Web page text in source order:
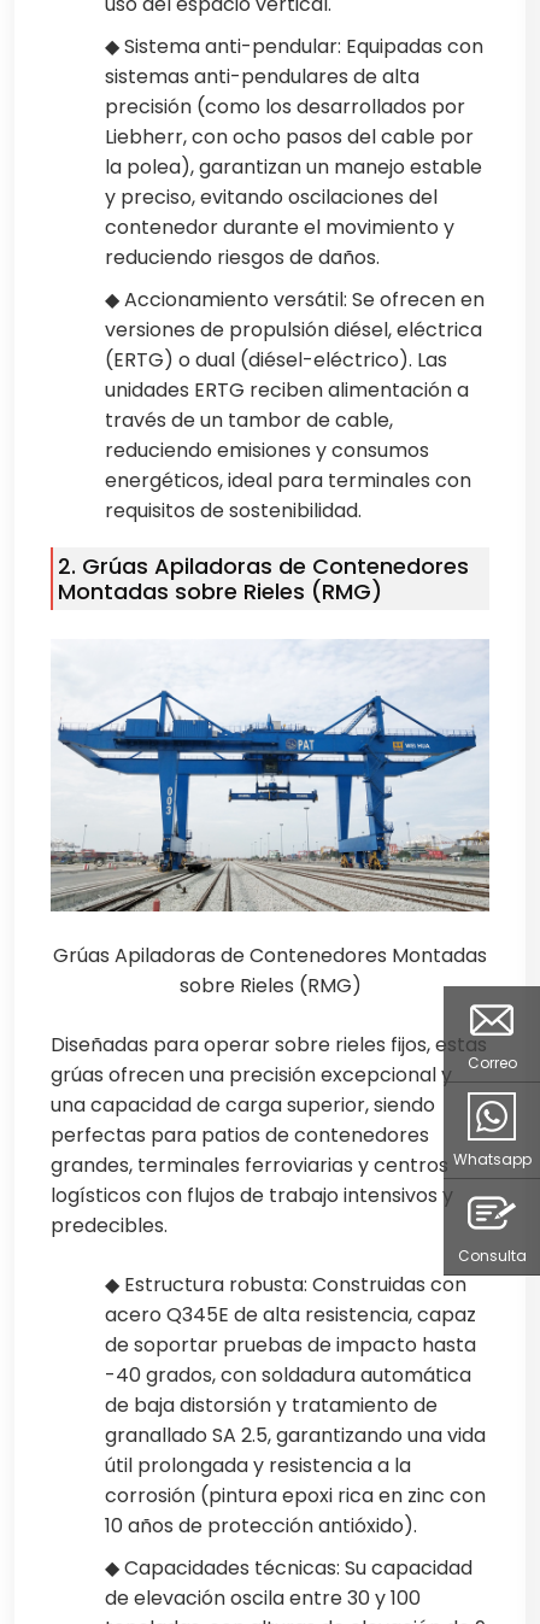
◆ Sistema anti-pendular: Equipadas con
sistemas anti-pendulares de alta
precisión (como los desarrollados por
Liebherr, con ocho pasos del cable por
la polea), garantizan un manejo estable
y preciso, evitando oscilaciones del
contenedor durante el movimiento y
reduciendo riesgos de daños.
◆ Accionamiento versátil: Se ofrecen en
versiones de propulsión diésel, eléctrica
(ERTG) o dual (diésel-eléctrico). Las
unidades ERTG reciben alimentación a
través de un tambor de cable,
reduciendo emisiones y consumos
energéticos, ideal para terminales con
requisitos de sostenibilidad.
2. Grúas Apiladoras de Contenedores
Montadas sobre Rieles (RMG)
Grúas Apiladoras de Contenedores Montadas
sobre Rieles (RMG)
Diseñadas para operar sobre rieles fijos, estas
grúas ofrecen una precisión excepcional y
una capacidad de carga superior, siendo
perfectas para patios de contenedores
grandes, terminales ferroviarias y centros
logísticos con flujos de trabajo intensivos y
predecibles.
◆ Estructura robusta: Construidas con
acero Q345E de alta resistencia, capaz
de soportar pruebas de impacto hasta
-40 grados, con soldadura automática
de baja distorsión y tratamiento de
granallado SA 2.5, garantizando una vida
útil prolongada y resistencia a la
corrosión (pintura epoxi rica en zinc con
10 años de protección antióxido).
◆ Capacidades técnicas: Su capacidad
de elevación oscila entre 30 y 100
Correo
Whatsapp
Consulta